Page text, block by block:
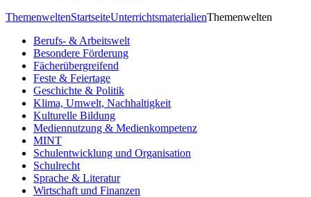
ThemenweltenStartseiteUnterrichtsmaterialienThemenwelten
Berufs- & Arbeitswelt
Besondere Förderung
Fächerübergreifend
Feste & Feiertage
Geschichte & Politik
Klima, Umwelt, Nachhaltigkeit
Kulturelle Bildung
Mediennutzung & Medienkompetenz
MINT
Schulentwicklung und Organisation
Schulrecht
Sprache & Literatur
Wirtschaft und Finanzen